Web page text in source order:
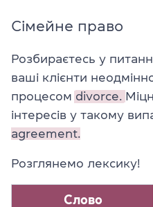
Сімейне право
Розбираєтесь у
ваші клієнти
процесом divorce.
інтересів у такому
agreement.
Розглянемо лексику!
Слово